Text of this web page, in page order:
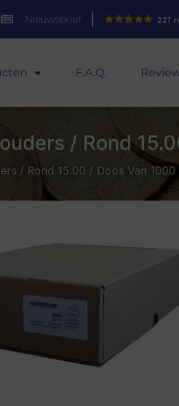
Nieuwsbrief 227
F.A.Q.
/ Rond
/ Rond 15.00 / Doos Van 1000